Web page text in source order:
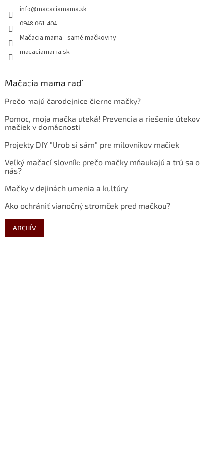
info@macaciamama.sk
0948 061 404
Mačacia mama - samé mačkoviny
macaciamama.sk
Mačacia mama radí
Prečo majú čarodejnice čierne mačky?
Pomoc, moja mačka uteká! Prevencia a riešenie útekov
mačiek v domácnosti
Projekty DIY "Urob si sám" pre milovníkov mačiek
Veľký mačací slovník: prečo mačky mňaukajú a trú sa o
nás?
Mačky v dejinách umenia a kultúry
Ako ochrániť vianočný stromček pred mačkou?
ARCHÍV